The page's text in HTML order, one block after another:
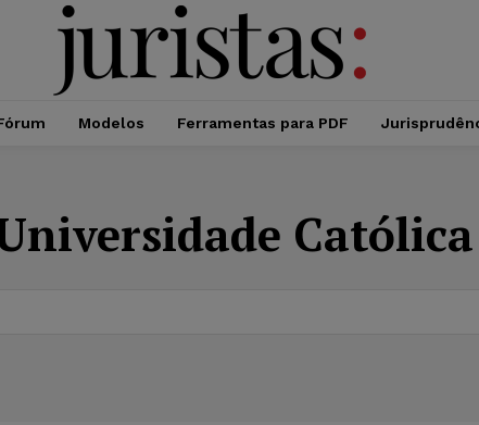
Modelos Ferramentas para PDF
Católica